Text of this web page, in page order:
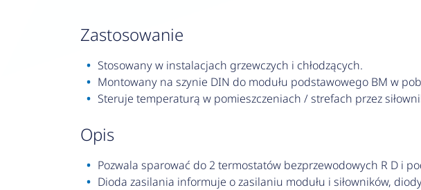
zastosowanie
Stosowany w instalacjach grzewczych i chłodzących.
Montowany na szynie DIN do modułu podstawowego BM w
Steruje temperaturą w pomieszczeniach / strefach przez
opis
Pozwala sparować do 2 termostatów bezprzewodowych R D i
Dioda zasilania informuje o zasilaniu modułu i siłowników,